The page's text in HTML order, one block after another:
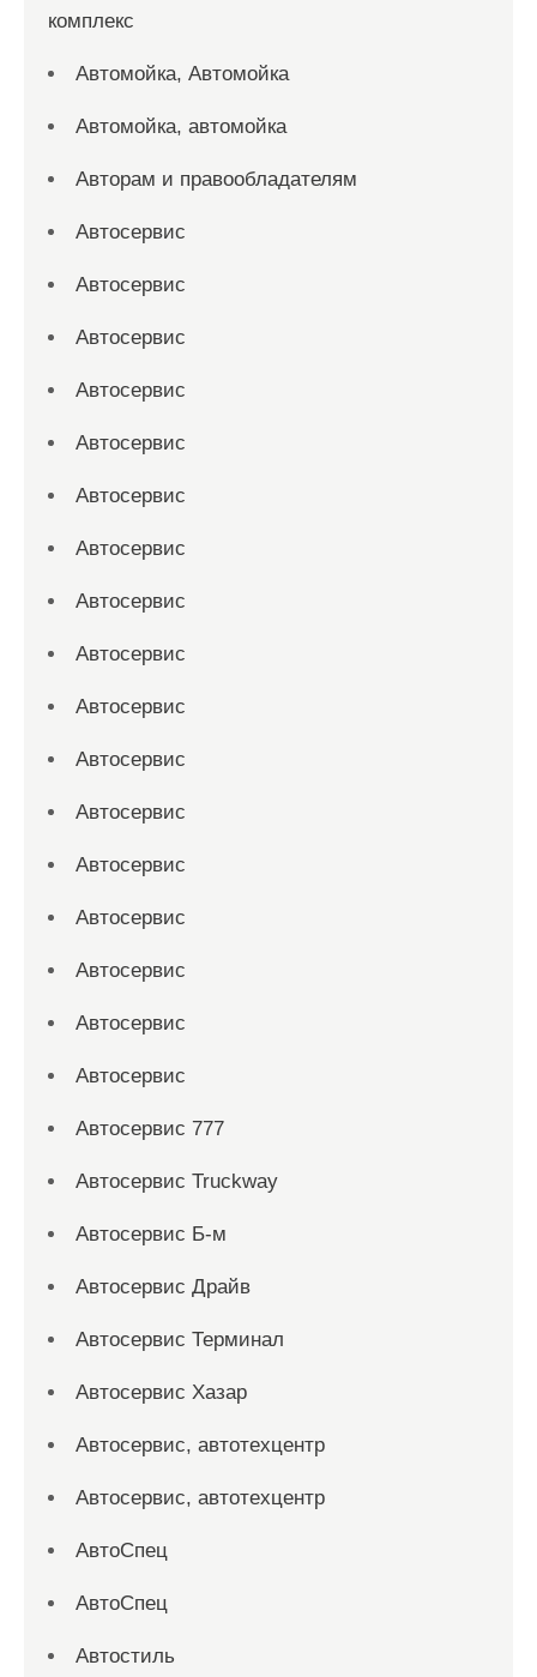
комплекс
Автомойка, Автомойка
Автомойка, автомойка
Авторам и правообладателям
Автосервис
Автосервис
Автосервис
Автосервис
Автосервис
Автосервис
Автосервис
Автосервис
Автосервис
Автосервис
Автосервис
Автосервис
Автосервис
Автосервис
Автосервис
Автосервис
Автосервис
Автосервис 777
Автосервис Truckway
Автосервис Б-м
Автосервис Драйв
Автосервис Терминал
Автосервис Хазар
Автосервис, автотехцентр
Автосервис, автотехцентр
АвтоСпец
АвтоСпец
Автостиль